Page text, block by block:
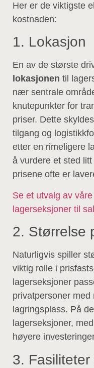
Her er de viktigste
kostnaden:
1. Lokasjon
En av de største
lokasjonen til
nær sentrale
knutepunkter for
priser. Dette
tilgang og
etter en rimeligere
å vurdere et sted
prisene ofte er
Se et utvalg av
lagerseksjoner til
2. Størrelse
Naturligvis spiller
viktig rolle i
lagerseksjoner
privatpersoner med
lagringsplass. På
lagerseksjoner,
høyere
3.